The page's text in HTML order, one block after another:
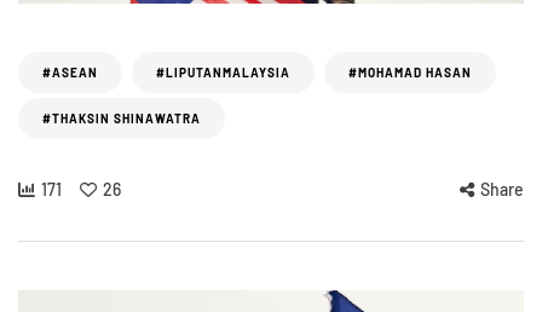
#ASEAN #LIPUTANMALAYSIA #MOHAMAD HASAN
#THAKSIN SHINAWATRA
171 26 Share